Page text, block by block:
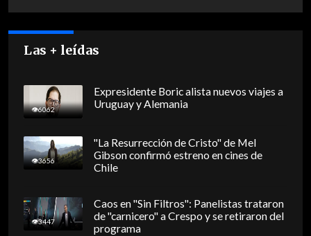
Las + leídas
6062
Expresidente Boric alista nuevos viajes a
Uruguay y Alemania
3656
"La Resurrección de Cristo" de Mel
Gibson confirmó estreno en cines de
Chile
3447
Caos en "Sin Filtros": Panelistas trataron
de "carnicero" a Crespo y se retiraron del
programa